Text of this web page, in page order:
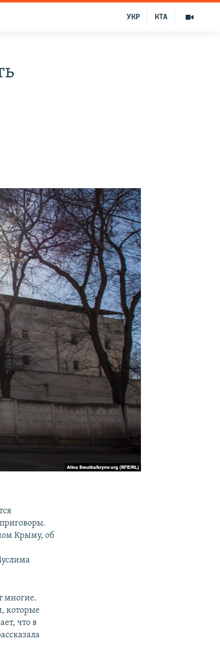
КТА
УКР
Крыму, об
многие.
которые
что в